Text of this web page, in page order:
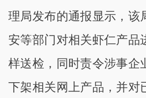
理局发布的通报显示，该
安等部门对相关虾仁产品
样送检，同时责令涉事企
下架相关网上产品，并对